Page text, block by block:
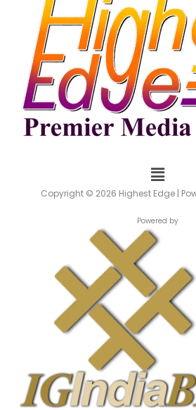
Menu
Copyright © 2026 Highest Edge |
Powered by